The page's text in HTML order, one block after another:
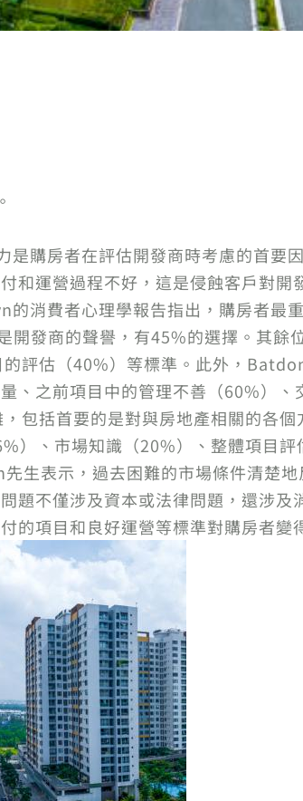
購房者在評估開發商時考慮的首要
運營過程不好，這是侵蝕客戶對開
消費者心理學報告指出，購房者最
發商的聲譽，有45%的選擇。其餘
的評估（40%）等標準。此外，
、之前項目中的管理不善（60%）
包括首要的是對與房地產相關的各
）、市場知識（20%）、整體項目
表示，過去困難的市場條件清楚地
題不僅涉及資本或法律問題，還涉及
的項目和良好運營等標準對購房者變